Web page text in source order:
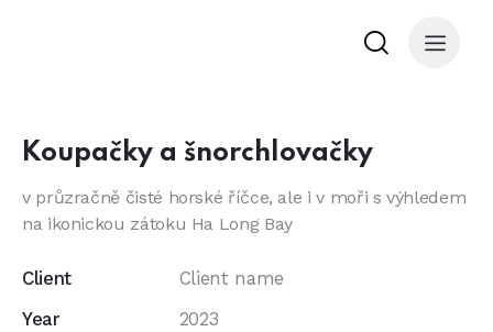
Koupačky a šnorchlovačky
v průzračně čisté horské říčce, ale i v moři s výhledem
na ikonickou zátoku Ha Long Bay
Client
Client name
Year
2023